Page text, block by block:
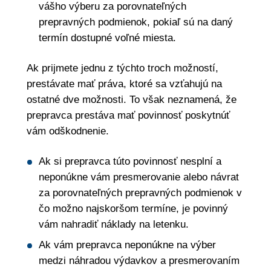
vášho výberu za porovnateľných
prepravných podmienok, pokiaľ sú na daný
termín dostupné voľné miesta.
Ak prijmete jednu z týchto troch možností,
prestávate mať práva, ktoré sa vzťahujú na
ostatné dve možnosti. To však neznamená, že
prepravca prestáva mať povinnosť poskytnúť
vám odškodnenie.
Ak si prepravca túto povinnosť nesplní a
neponúkne vám presmerovanie alebo návrat
za porovnateľných prepravných podmienok v
čo možno najskoršom termíne, je povinný
vám nahradiť náklady na letenku.
Ak vám prepravca neponúkne na výber
medzi náhradou výdavkov a presmerovaním